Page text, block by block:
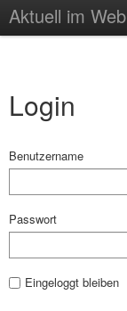
Aktuell im Web
Login
Benutzername
Passwort
Eingeloggt bleiben